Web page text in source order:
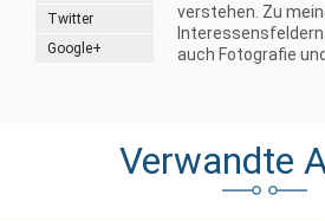
Twitter
Google+
verstehen. Zu
auch Fotografie
Verwandte